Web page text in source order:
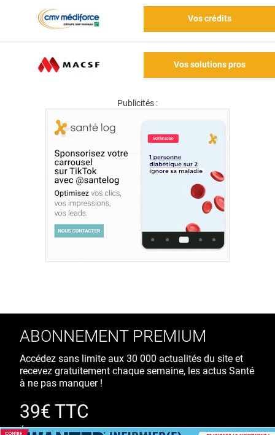
Vos crédits
Vos solutions pros
Publicités :
ABONNEMENT PREMIUM
Accédez sans limite aux 30 000 actualités du site et
recevez gratuitement chaque semaine, les actus Santé
à ne pas manquer !
39€ TTC
/ an